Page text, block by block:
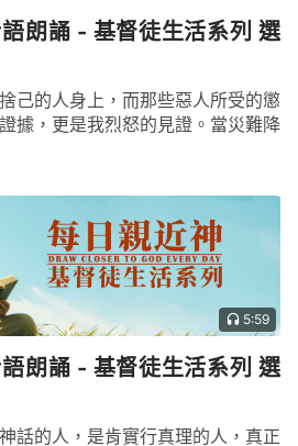
後人的影響是深遠的，意義是
却疑惑神的一類人，他們生性
不相信神的道成肉身，但是主
個迎頭痛擊，也給了他們一個
從而真實相信主耶穌的存在與
的人一個警戒，也給後來的人
也警戒自己不要像多馬一樣疑
惑那就會陷在黑暗中。如果你
樣去摸主的肋感受主的釘痕，
揣測神是否存在，神就會離弃
不要像多馬一樣只憑着眼見而
人，對神没有疑惑只有相信、
朗誦 - 基督徒生活系列 選
己的人身上，而那些惡人所受的懲
據，更是我烈怒的見證。當災難降
5:59
朗誦 - 基督徒生活系列 選
話的人，是肯實行真理的人，真正